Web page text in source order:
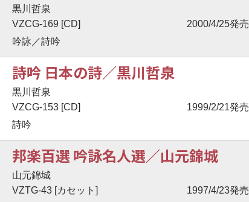
黒川哲泉
VZCG-169 [CD]
2000/4/25発売
吟詠／詩吟
詩吟 日本の詩／黒川哲泉
黒川哲泉
VZCG-153 [CD]
1999/2/21発売
詩吟
邦楽百選 吟詠名人選／山元錦城
山元錦城
VZTG-43 [カセット]
1997/4/23発売